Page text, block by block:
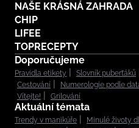
NAŠE KRÁSNÁ ZAHRADA
CHIP
LIFEE
TOPRECEPTY
Doporučujeme
Pravidla etikety Slovník puberťáků
Cestování
Numerologie podle
Vítejte!
Grilování
Aktuální témata
Trendy v manikúře Minulé životy